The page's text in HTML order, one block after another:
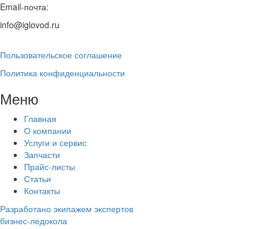
Email-почта:
info@iglovod.ru
Пользовательское соглашение
Политика конфиденциальности
Меню
Главная
О компании
Услуги и сервис
Запчасти
Прайс-листы
Статьи
Контакты
Разработано экипажем экспертов
бизнес-ледокола